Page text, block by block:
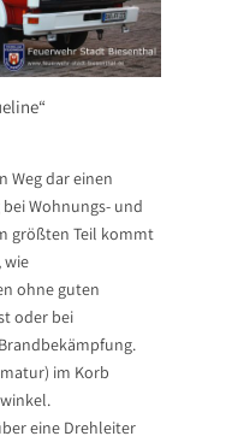
Weg dar einen
Wohnungs- und
größten Teil kommt
wie
ohne guten
oder bei
im Korb
eine Drehleiter